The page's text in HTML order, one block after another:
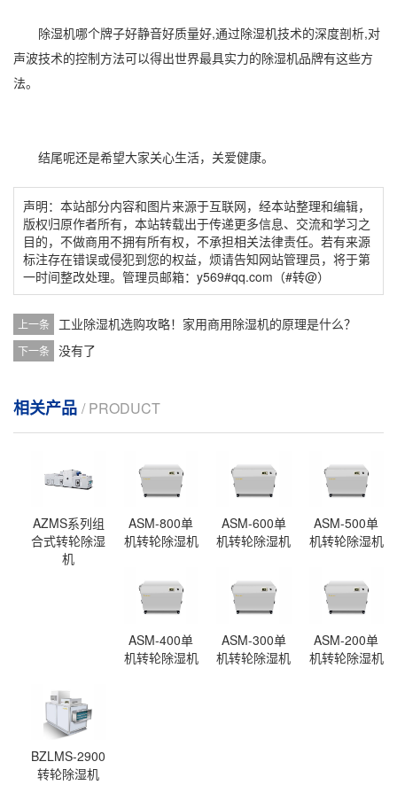
除湿机哪个牌子好静音好质量好,通过除湿机技术的深度剖析,对
声波技术的控制方法可以得出世界最具实力的除湿机品牌有这些方
法。
结尾呢还是希望大家关心生活，关爱健康。
声明：本站部分内容和图片来源于互联网，经本站整理和编辑，
版权归原作者所有，本站转载出于传递更多信息、交流和学习之
目的，不做商用不拥有所有权，不承担相关法律责任。若有来源
标注存在错误或侵犯到您的权益，烦请告知网站管理员，将于第
一时间整改处理。管理员邮箱：y569#qq.com（#转@）
上一条 工业除湿机选购攻略！家用商用除湿机的原理是什么？
下一条 没有了
相关产品 / PRODUCT
AZMS系列组
合式转轮除湿
机
ASM-800单
机转轮除湿机
ASM-600单
机转轮除湿机
ASM-500单
机转轮除湿机
ASM-400单
机转轮除湿机
ASM-300单
机转轮除湿机
ASM-200单
机转轮除湿机
BZLMS-2900
转轮除湿机